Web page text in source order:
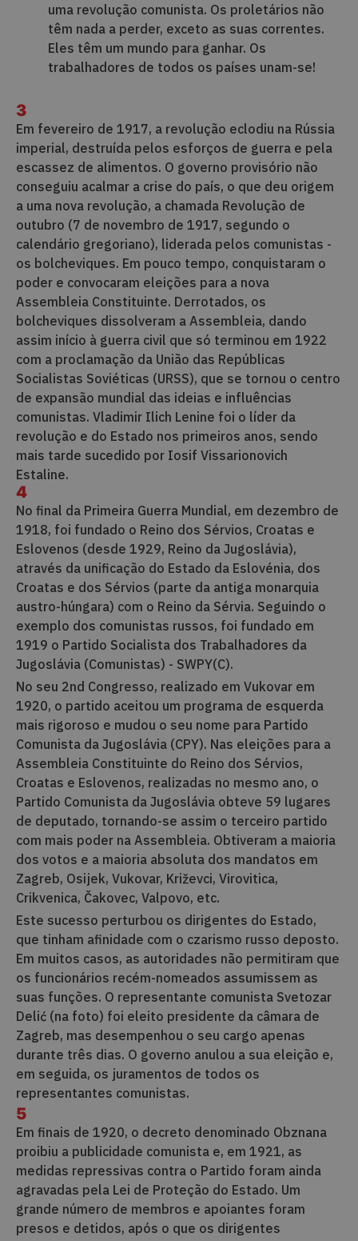
uma revolução comunista. Os proletários não
têm nada a perder, exceto as suas correntes.
Eles têm um mundo para ganhar. Os
trabalhadores de todos os países unam-se!
3
Em fevereiro de 1917, a revolução eclodiu na Rússia
imperial, destruída pelos esforços de guerra e pela
escassez de alimentos. O governo provisório não
conseguiu acalmar a crise do país, o que deu origem
a uma nova revolução, a chamada Revolução de
outubro (7 de novembro de 1917, segundo o
calendário gregoriano), liderada pelos comunistas -
os bolcheviques. Em pouco tempo, conquistaram o
poder e convocaram eleições para a nova
Assembleia Constituinte. Derrotados, os
bolcheviques dissolveram a Assembleia, dando
assim início à guerra civil que só terminou em 1922
com a proclamação da União das Repúblicas
Socialistas Soviéticas (URSS), que se tornou o centro
de expansão mundial das ideias e influências
comunistas. Vladimir Ilich Lenine foi o líder da
revolução e do Estado nos primeiros anos, sendo
mais tarde sucedido por Iosif Vissarionovich
Estaline.
4
No final da Primeira Guerra Mundial, em dezembro de
1918, foi fundado o Reino dos Sérvios, Croatas e
Eslovenos (desde 1929, Reino da Jugoslávia),
através da unificação do Estado da Eslovénia, dos
Croatas e dos Sérvios (parte da antiga monarquia
austro-húngara) com o Reino da Sérvia. Seguindo o
exemplo dos comunistas russos, foi fundado em
1919 o Partido Socialista dos Trabalhadores da
Jugoslávia (Comunistas) - SWPY(C).
No seu 2nd Congresso, realizado em Vukovar em
1920, o partido aceitou um programa de esquerda
mais rigoroso e mudou o seu nome para Partido
Comunista da Jugoslávia (CPY). Nas eleições para a
Assembleia Constituinte do Reino dos Sérvios,
Croatas e Eslovenos, realizadas no mesmo ano, o
Partido Comunista da Jugoslávia obteve 59 lugares
de deputado, tornando-se assim o terceiro partido
com mais poder na Assembleia. Obtiveram a maioria
dos votos e a maioria absoluta dos mandatos em
Zagreb, Osijek, Vukovar, Križevci, Virovitica,
Crikvenica, Čakovec, Valpovo, etc.
Este sucesso perturbou os dirigentes do Estado,
que tinham afinidade com o czarismo russo deposto.
Em muitos casos, as autoridades não permitiram que
os funcionários recém-nomeados assumissem as
suas funções. O representante comunista Svetozar
Delić (na foto) foi eleito presidente da câmara de
Zagreb, mas desempenhou o seu cargo apenas
durante três dias. O governo anulou a sua eleição e,
em seguida, os juramentos de todos os
representantes comunistas.
5
Em finais de 1920, o decreto denominado Obznana
proibiu a publicidade comunista e, em 1921, as
medidas repressivas contra o Partido foram ainda
agravadas pela Lei de Proteção do Estado. Um
grande número de membros e apoiantes foram
presos e detidos, após o que os dirigentes